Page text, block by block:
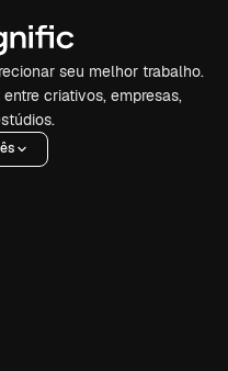
seu melhor trabalho.
criativos, empresas,